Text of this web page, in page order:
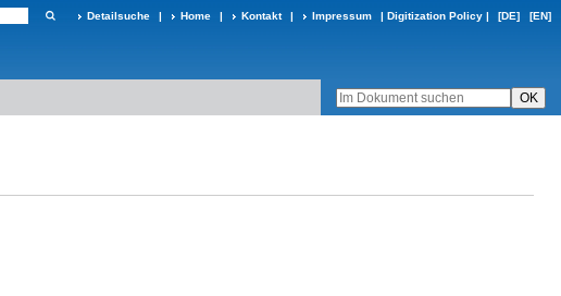
Detailsuche | Home | Kontakt | Impressum | Digitization Policy | [DE] [EN]